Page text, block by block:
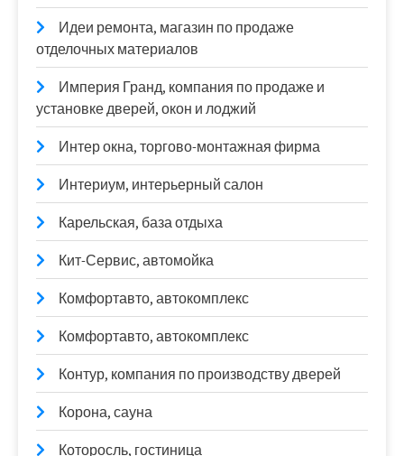
Идеи ремонта, магазин по продаже
отделочных материалов
Империя Гранд, компания по продаже и
установке дверей, окон и лоджий
Интер окна, торгово-монтажная фирма
Интериум, интерьерный салон
Карельская, база отдыха
Кит-Сервис, автомойка
Комфортавто, автокомплекс
Комфортавто, автокомплекс
Контур, компания по производству дверей
Корона, сауна
Которосль, гостиница